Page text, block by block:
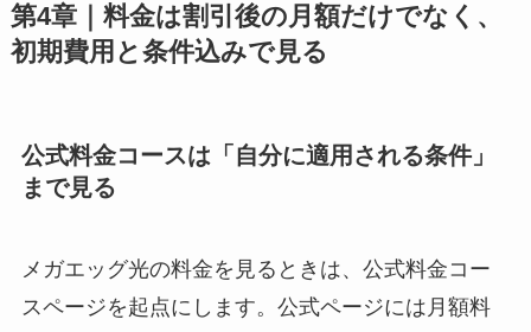
第4章｜料金は割引後の月額だけでなく、
初期費用と条件込みで見る
公式料金コースは「自分に適用される条件」
まで見る
メガエッグ光の料金を見るときは、公式料金コー
スページを起点にします。公式ページには月額料